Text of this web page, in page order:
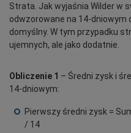
Strata. Jak wyjaśnia Wilder w
odwzorowane na 14-dniowym
domyślny. W tym przypadku
ujemnych, ale jako dodatnie.
Obliczenie 1 – Średni zysk i
14-dniowym:
Pierwszy średni zysk =
/ 14